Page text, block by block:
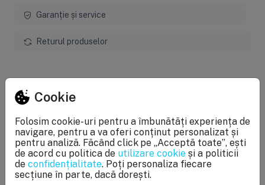
Garanție și service
Returul produselor
Specificații
Caracteristici generale
Garanţie 24 luni
Cookie
Folosim cookie-uri pentru a îmbunătăți experiența de
navigare, pentru a va oferi conținut personalizat și
pentru analiză. Făcând click pe „Acceptă toate”, ești
de acord cu politica de utilizare cookie și a politicii
de confidențialitate. Poți personaliza fiecare
secțiune în parte, dacă dorești.